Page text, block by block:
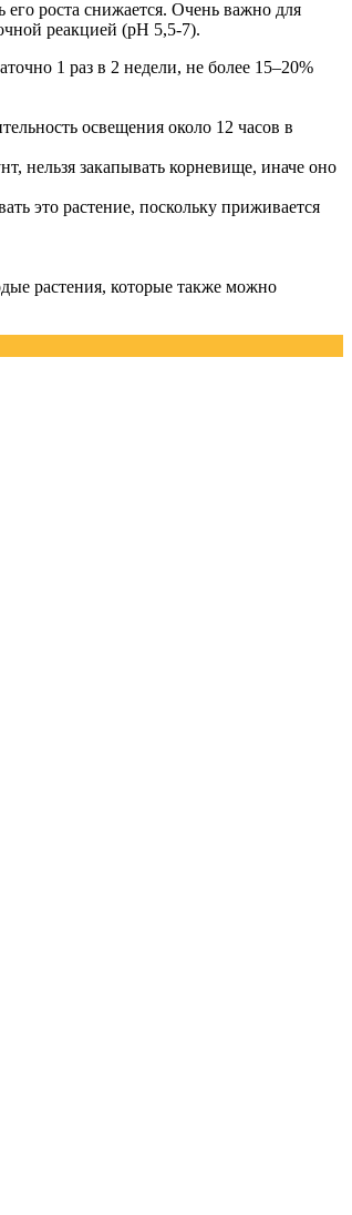
роста снижается. Очень важно для
реакцией (рН 5,5-7).
1 раз в 2 недели, не более 15–20%
освещения около 12 часов в
нельзя закапывать корневище, иначе оно
это растение, поскольку приживается
растения, которые также можно